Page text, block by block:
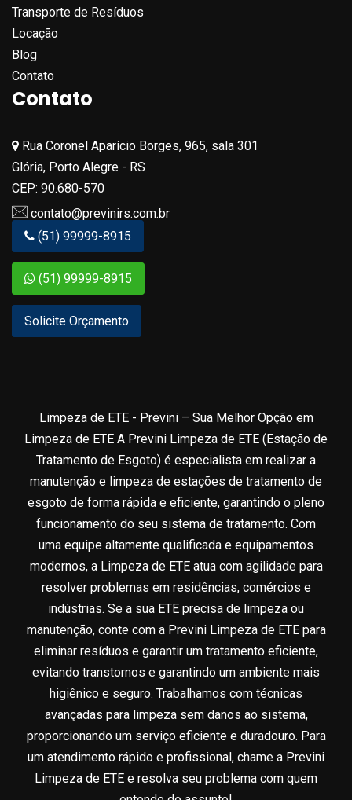
Transporte de Resíduos
Locação
Blog
Contato
Contato
Rua Coronel Aparício Borges, 965, sala 301
Glória, Porto Alegre - RS
CEP: 90.680-570
contato@previnirs.com.br
(51) 99999-8915
(51) 99999-8915
Solicite Orçamento
Limpeza de ETE - Previni – Sua Melhor Opção em
Limpeza de ETE A Previni Limpeza de ETE (Estação de
Tratamento de Esgoto) é especialista em realizar a
manutenção e limpeza de estações de tratamento de
esgoto de forma rápida e eficiente, garantindo o pleno
funcionamento do seu sistema de tratamento. Com
uma equipe altamente qualificada e equipamentos
modernos, a Limpeza de ETE atua com agilidade para
resolver problemas em residências, comércios e
indústrias. Se a sua ETE precisa de limpeza ou
manutenção, conte com a Previni Limpeza de ETE para
eliminar resíduos e garantir um tratamento eficiente,
evitando transtornos e garantindo um ambiente mais
higiênico e seguro. Trabalhamos com técnicas
avançadas para limpeza sem danos ao sistema,
proporcionando um serviço eficiente e duradouro. Para
um atendimento rápido e profissional, chame a Previni
Limpeza de ETE e resolva seu problema com quem